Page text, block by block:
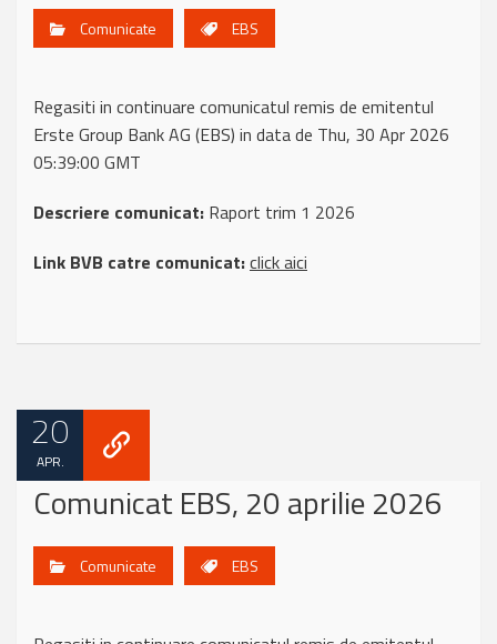
Comunicate EBS
Regasiti in continuare comunicatul remis de emitentul
Erste Group Bank AG (EBS) in data de Thu, 30 Apr 2026
05:39:00 GMT
Descriere comunicat: Raport trim 1 2026
Link BVB catre comunicat:click aici
20
APR.
Comunicat EBS, 20 aprilie 2026
Comunicate EBS